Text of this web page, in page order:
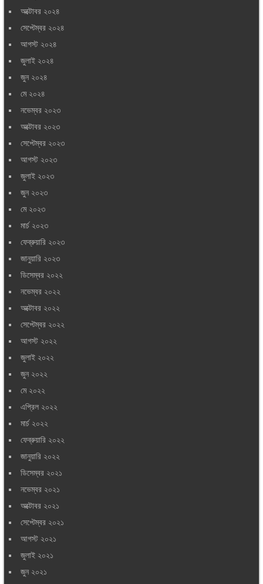
অক্টোবর ২০২৪
সেপ্টেম্বর ২০২৪
আগস্ট ২০২৪
জুলাই ২০২৪
জুন ২০২৪
মে ২০২৪
নভেম্বর ২০২৩
অক্টোবর ২০২৩
সেপ্টেম্বর ২০২৩
আগস্ট ২০২৩
জুলাই ২০২৩
জুন ২০২৩
মে ২০২৩
মার্চ ২০২৩
ফেব্রুয়ারি ২০২৩
জানুয়ারি ২০২৩
ডিসেম্বর ২০২২
নভেম্বর ২০২২
অক্টোবর ২০২২
সেপ্টেম্বর ২০২২
আগস্ট ২০২২
জুলাই ২০২২
জুন ২০২২
মে ২০২২
এপ্রিল ২০২২
মার্চ ২০২২
ফেব্রুয়ারি ২০২২
জানুয়ারি ২০২২
ডিসেম্বর ২০২১
নভেম্বর ২০২১
অক্টোবর ২০২১
সেপ্টেম্বর ২০২১
আগস্ট ২০২১
জুলাই ২০২১
জুন ২০২১